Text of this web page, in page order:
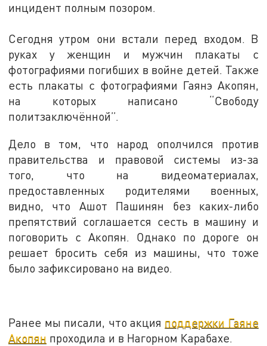
инцидент полным позором.
Сегодня утром они встали перед входом. В
руках у женщин и мужчин плакаты с
фотографиями погибших в войне детей. Также
есть плакаты с фотографиями Гаянэ Акопян,
на которых написано “Свободу
политзаключённой”.
Дело в том, что народ ополчился против
правительства и правовой системы из-за
того, что на видеоматериалах,
предоставленных родителями военных,
видно, что Ашот Пашинян без каких-либо
препятствий соглашается сесть в машину и
поговорить с Акопян. Однако по дороге он
решает бросить себя из машины, что тоже
было зафиксировано на видео.
Ранее мы писали, что акция поддержки Гаяне
Акопян проходила и в Нагорном Карабахе.